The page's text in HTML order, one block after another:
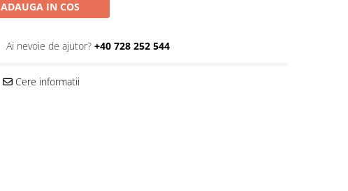
ADAUGA IN COS
Ai nevoie de ajutor? +40 728 252 544
Cere informatii